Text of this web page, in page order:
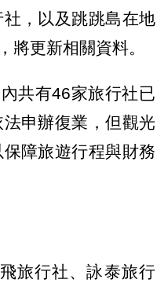
，以及跳跳島在地
將更新相關資料。
共有46家旅行社已
申辦復業，但觀光
障旅遊行程與財務
旅行社、詠泰旅行